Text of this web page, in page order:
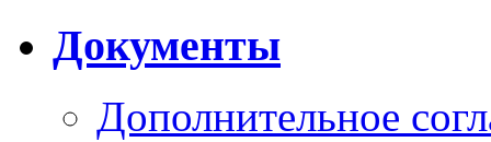
Документы
Дополнительное